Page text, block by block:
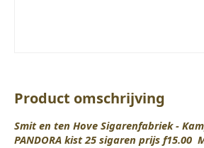
Product omschrijving
Smit en ten Hove Sigarenfabriek -
PANDORA kist 25 sigaren prijs f15.00